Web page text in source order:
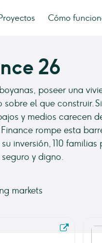
Cómo
26
poseer una
el que construir.
y medios carecen
rompe esta
inversión, 110
y digno.